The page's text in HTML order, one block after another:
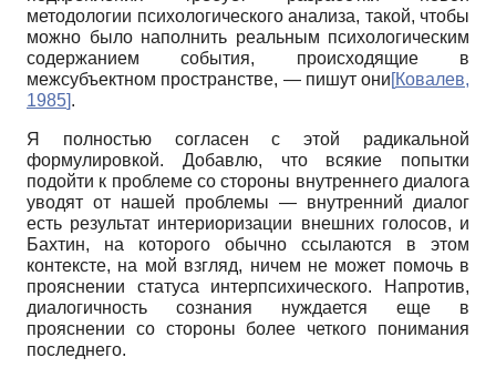
методологии психологического анализа, такой, чтобы
можно было наполнить реальным психологическим
содержанием события, происходящие в
межсубъектном пространстве, — пишут они[Ковалев,
1985].
Я полностью согласен с этой радикальной
формулировкой. Добавлю, что всякие попытки
подойти к проблеме со стороны внутреннего диалога
уводят от нашей проблемы — внутренний диалог
есть результат интериоризации внешних голосов, и
Бахтин, на которого обычно ссылаются в этом
контексте, на мой взгляд, ничем не может помочь в
прояснении статуса интерпсихического. Напротив,
диалогичность сознания нуждается еще в
прояснении со стороны более четкого понимания
последнего.